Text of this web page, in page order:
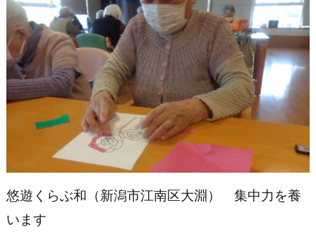
悠遊くらぶ和（新潟市江南区大淵） 集中力を養
います